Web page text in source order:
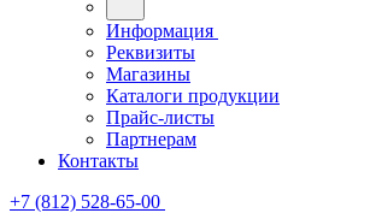
Информация
Реквизиты
Магазины
Каталоги продукции
Прайс-листы
Партнерам
Контакты
+7 (812) 528-65-00